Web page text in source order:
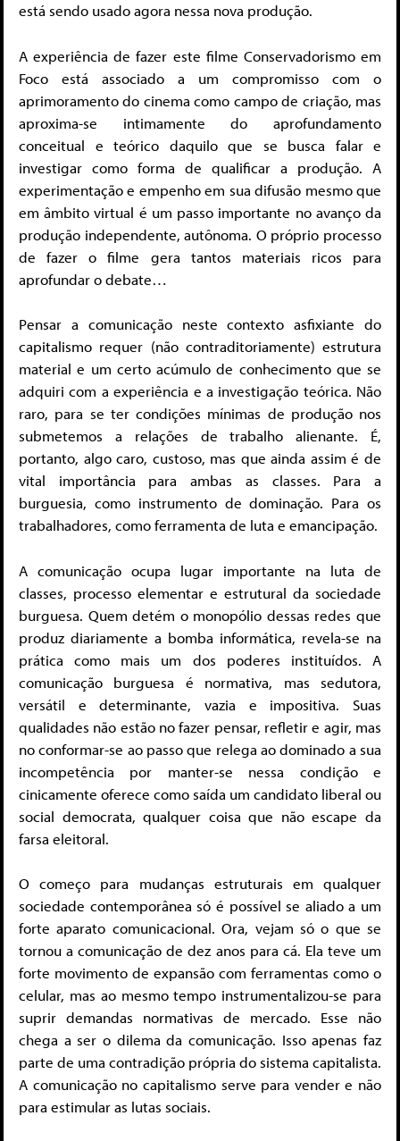
está sendo usado agora nessa nova produção.
A experiência de fazer este filme Conservadorismo em
Foco está associado a um compromisso com o
aprimoramento do cinema como campo de criação, mas
aproxima-se intimamente do aprofundamento
conceitual e teórico daquilo que se busca falar e
investigar como forma de qualificar a produção. A
experimentação e empenho em sua difusão mesmo que
em âmbito virtual é um passo importante no avanço da
produção independente, autônoma. O próprio processo
de fazer o filme gera tantos materiais ricos para
aprofundar o debate…
Pensar a comunicação neste contexto asfixiante do
capitalismo requer (não contraditoriamente) estrutura
material e um certo acúmulo de conhecimento que se
adquiri com a experiência e a investigação teórica. Não
raro, para se ter condições mínimas de produção nos
submetemos a relações de trabalho alienante. É,
portanto, algo caro, custoso, mas que ainda assim é de
vital importância para ambas as classes. Para a
burguesia, como instrumento de dominação. Para os
trabalhadores, como ferramenta de luta e emancipação.
A comunicação ocupa lugar importante na luta de
classes, processo elementar e estrutural da sociedade
burguesa. Quem detém o monopólio dessas redes que
produz diariamente a bomba informática, revela-se na
prática como mais um dos poderes instituídos. A
comunicação burguesa é normativa, mas sedutora,
versátil e determinante, vazia e impositiva. Suas
qualidades não estão no fazer pensar, refletir e agir, mas
no conformar-se ao passo que relega ao dominado a sua
incompetência por manter-se nessa condição e
cinicamente oferece como saída um candidato liberal ou
social democrata, qualquer coisa que não escape da
farsa eleitoral.
O começo para mudanças estruturais em qualquer
sociedade contemporânea só é possível se aliado a um
forte aparato comunicacional. Ora, vejam só o que se
tornou a comunicação de dez anos para cá. Ela teve um
forte movimento de expansão com ferramentas como o
celular, mas ao mesmo tempo instrumentalizou-se para
suprir demandas normativas de mercado. Esse não
chega a ser o dilema da comunicação. Isso apenas faz
parte de uma contradição própria do sistema capitalista.
A comunicação no capitalismo serve para vender e não
para estimular as lutas sociais.